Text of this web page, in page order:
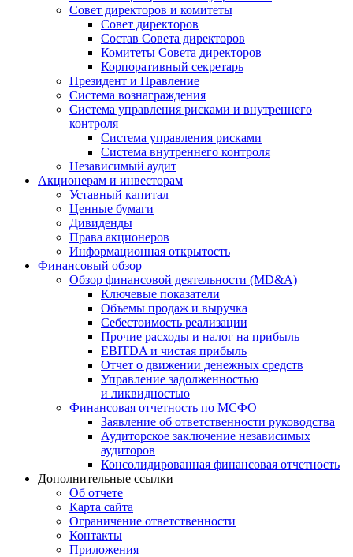
Совет директоров и комитеты
Совет директоров
Состав Совета директоров
Комитеты Совета директоров
Корпоративный секретарь
Президент и Правление
Система вознаграждения
Система управления рисками и внутреннего
контроля
Система управления рисками
Система внутреннего контроля
Независимый аудит
Акционерам и инвесторам
Уставный капитал
Ценные бумаги
Дивиденды
Права акционеров
Информационная открытость
Финансовый обзор
Обзор финансовой деятельности (MD&A)
Ключевые показатели
Объемы продаж и выручка
Себестоимость реализации
Прочие расходы и налог на прибыль
EBITDA и чистая прибыль
Отчет о движении денежных средств
Управление задолженностью
и ликвидностью
Финансовая отчетность по МСФО
Заявление об ответственности руководства
Аудиторское заключение независимых
аудиторов
Консолидированная финансовая отчетность
Дополнительные ссылки
Об отчете
Карта сайта
Ограничение ответственности
Контакты
Приложения